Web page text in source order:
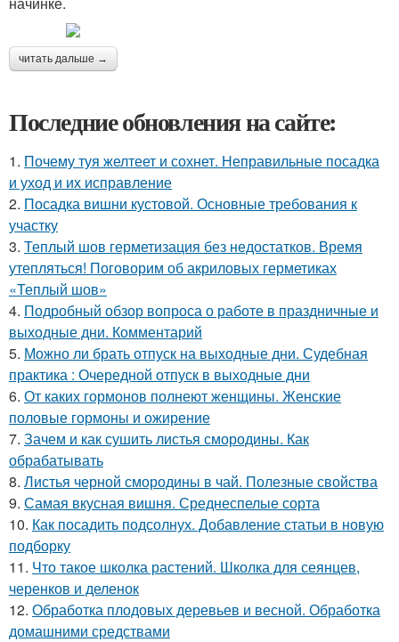
читать дальше →
Последние обновления на сайте:
1. Почему туя желтеет и сохнет. Неправильные посадка
и уход и их исправление
2. Посадка вишни кустовой. Основные требования к
участку
3. Теплый шов герметизация без недостатков. Время
утепляться! Поговорим об акриловых герметиках
«Теплый шов»
4. Подробный обзор вопроса о работе в праздничные и
выходные дни. Комментарий
5. Можно ли брать отпуск на выходные дни. Судебная
практика : Очередной отпуск в выходные дни
6. От каких гормонов полнеют женщины. Женские
половые гормоны и ожирение
7. Зачем и как сушить листья смородины. Как
обрабатывать
8. Листья черной смородины в чай. Полезные свойства
9. Самая вкусная вишня. Среднеспелые сорта
10. Как посадить подсолнух. Добавление статьи в новую
подборку
11. Что такое школка растений. Школка для сеянцев,
черенков и деленок
12. Обработка плодовых деревьев и весной. Обработка
домашними средствами